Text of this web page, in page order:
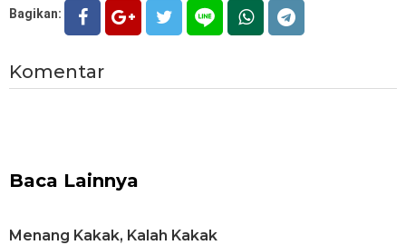
Bagikan:
Komentar
Baca Lainnya
Menang Kakak, Kalah Kakak